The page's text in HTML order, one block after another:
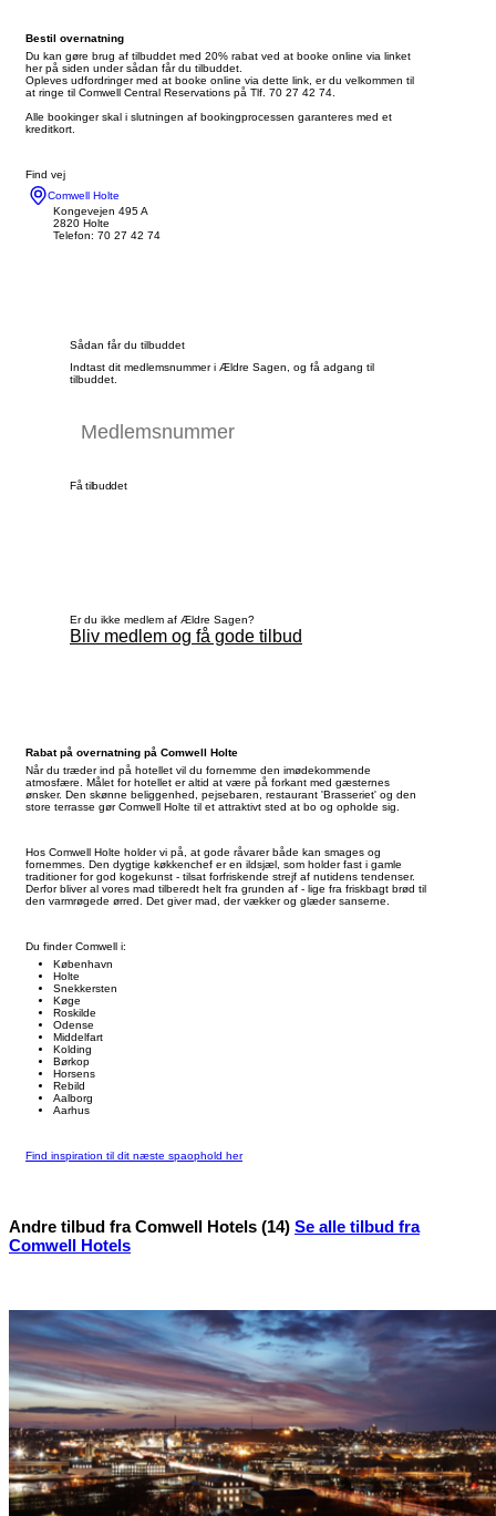
Bestil overnatning
Du kan gøre brug af tilbuddet med 20% rabat ved at booke online via linket
her på siden under sådan får du tilbuddet.
Opleves udfordringer med at booke online via dette link, er du velkommen til
at ringe til Comwell Central Reservations på Tlf. 70 27 42 74.
Alle bookinger skal i slutningen af bookingprocessen garanteres med et
kreditkort.
Find vej
Comwell Holte
Kongevejen 495 A
2820 Holte
Telefon: 70 27 42 74
Rabat på overnatning på Comwell Holte
Når du træder ind på hotellet vil du fornemme den imødekommende
atmosfære. Målet for hotellet er altid at være på forkant med gæsternes
ønsker. Den skønne beliggenhed, pejsebaren, restaurant 'Brasseriet' og den
store terrasse gør Comwell Holte til et attraktivt sted at bo og opholde sig.
Hos Comwell Holte holder vi på, at gode råvarer både kan smages og
fornemmes. Den dygtige køkkenchef er en ildsjæl, som holder fast i gamle
traditioner for god kogekunst - tilsat forfriskende strejf af nutidens tendenser.
Derfor bliver al vores mad tilberedt helt fra grunden af - lige fra friskbagt brød til
den varmrøgede ørred. Det giver mad, der vækker og glæder sanserne.
Du finder Comwell i:
København
Holte
Snekkersten
Køge
Roskilde
Odense
Middelfart
Kolding
Børkop
Horsens
Rebild
Aalborg
Aarhus
Find inspiration til dit næste spaophold her
Sådan får du tilbuddet
Indtast dit medlemsnummer i Ældre Sagen, og få adgang til
tilbuddet.
Få tilbuddet
Er du ikke medlem af Ældre Sagen?
Bliv medlem og få gode tilbud
Andre tilbud fra Comwell Hotels (14) Se alle tilbud fra
Comwell Hotels